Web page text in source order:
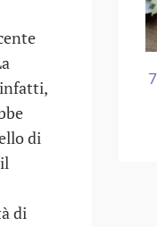
infatti,
di
di
PER I